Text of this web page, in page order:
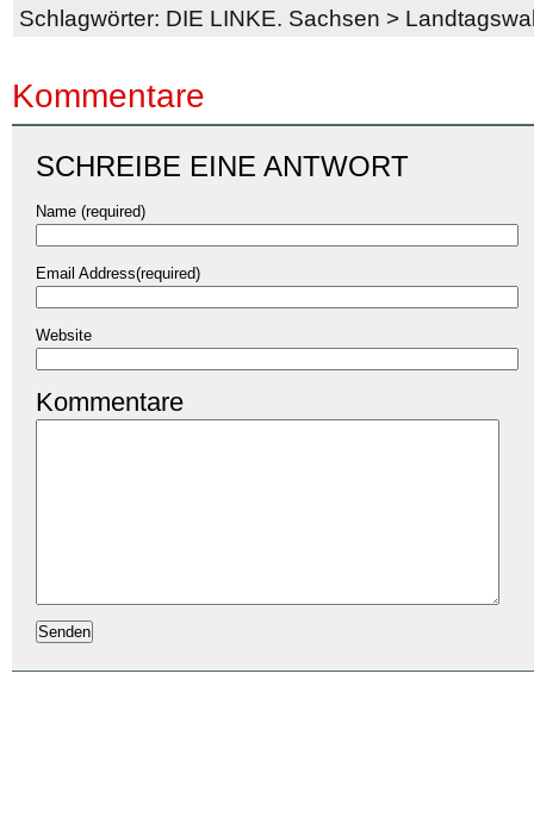
Schlagwörter: DIE LINKE. Sachsen >
Kommentare
SCHREIBE EINE ANTWORT
Name (required)
Email Address(required)
Website
Kommentare